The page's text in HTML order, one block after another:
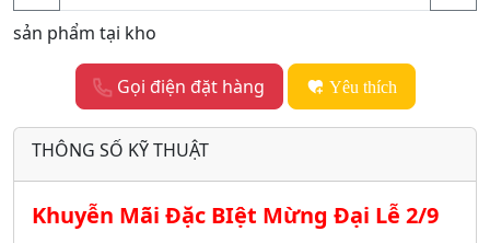
sản phẩm tại kho
Gọi điện đặt hàng Yêu thích
THÔNG SỐ KỸ THUẬT
Khuyễn Mãi Đặc BIệt Mừng Đại Lễ 2/9